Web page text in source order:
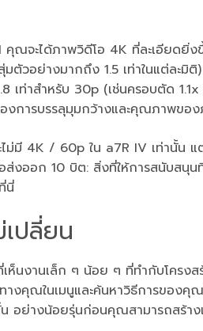
คุณจะได้ภาพวิดีโอ 4K ที่ละเอียด
ตัวอย่างมากถึง 1.5 เท่าในแต่ละมิ
เท่าสำหรับ 30p (เช่นครอบตัด
งการบรรลุมุมกว้างและคุณภาพขอ
ไม่มี 4K / 60p ใน a7R IV เท่านั้น
ส่งออก 10 บิต: สิ่งที่ให้การสนับส
นี่
เปลี่ยน
เห็นงานเล็ก ๆ น้อย ๆ ที่ทำกับโคร
างคุณในเมนูและค้นหาวิธีการขอ
นั้น อย่างน้อยรุ่นก่อนคุณสามารถสร้